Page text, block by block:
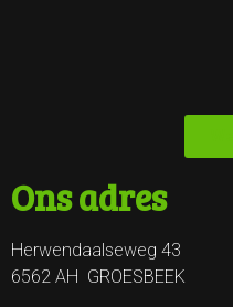
Ons adres
Herwendaalseweg 43
6562 AH GROESBEEK